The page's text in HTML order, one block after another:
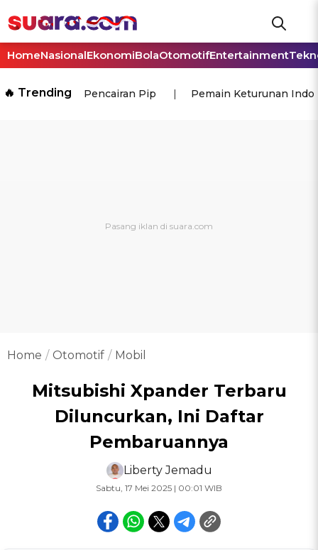
HomeNasionalEkonomiBolaOtomotifEntertainment
🔥 Trending Pencairan Pip Pemain Keturunan
Home Otomotif Mobil
Mitsubishi Xpander Terbaru
Diluncurkan, Ini Daftar
Pembaruannya
Liberty Jemadu
Sabtu, 17 Mei 2025 | 00:01 WIB